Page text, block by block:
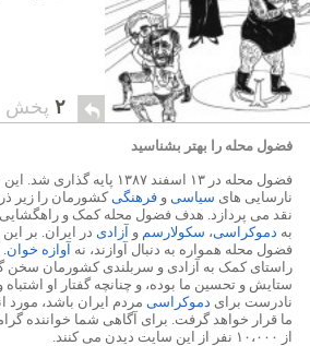
۲ پخش
فضول محله را بهتر بشناسید
فضول محله در ۱۳ اسفند ۱۳۸۷ پایه
نارسایی های سیاسی و فرهنگیکشورمان را زیر
نقد می پردازد. هدف فضول محله کمک و
به دموکراسی، سکولارسم و آزادی در ایران. بر
فضول محله همواره به دنبال آوازند، نه آوازه خوان.
راستای کمک به آزادی و سربلندی کشورمان سخن
ستایش و تحسین ما بوده، و چنانچه گفتار او
نادرست برای دموکراسی مردم ایران باشد، مورد
ما قرار خواهد گرفت. برای آگاهی شما خواننده
از ۱۰،۰۰۰ نفر از این سایت دیدن می کنند.